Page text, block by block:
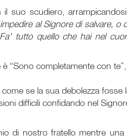
suo scudiero,
al Signore di salvare,
Fa' tutto quello che hai nel
“Sono completamente con
se la sua debolezza fosse
difficili confidando nel
di nostro fratello mentre